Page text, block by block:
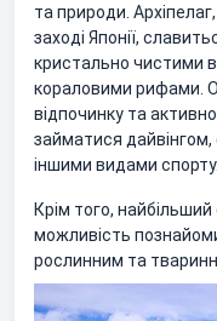
та природи.
заході Японії,
кристально чистими
кораловими рифами.
відпочинку та
займатися дайвінгом,
іншими видами спорту.
Крім того, найбільший
можливість
рослинним та